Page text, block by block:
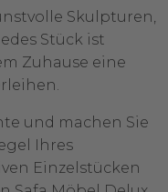
Skulpturen,
Stück ist
Zuhause eine
und machen Sie
Ihres
Einzelstücken